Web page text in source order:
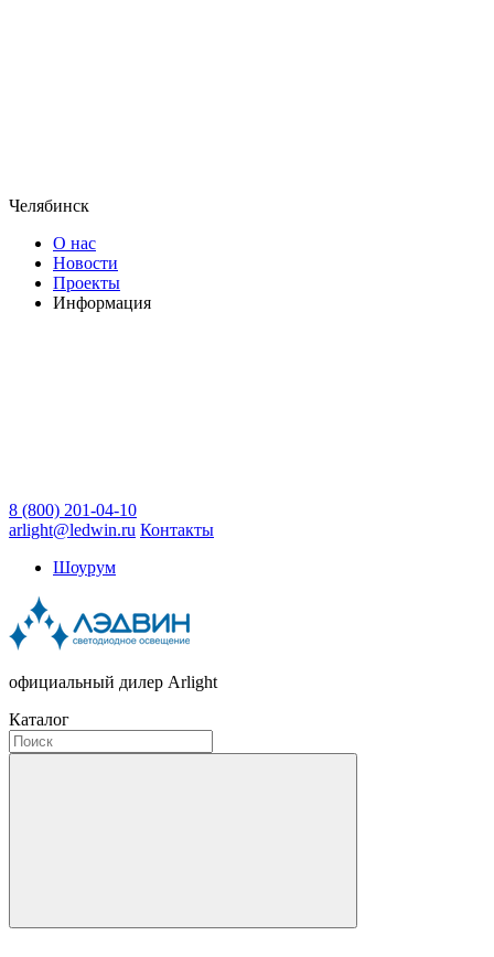
Челябинск
О нас
Новости
Проекты
Информация
8 (800) 201-04-10
arlight@ledwin.ru Контакты
Шоурум
официальный дилер Arlight
Каталог